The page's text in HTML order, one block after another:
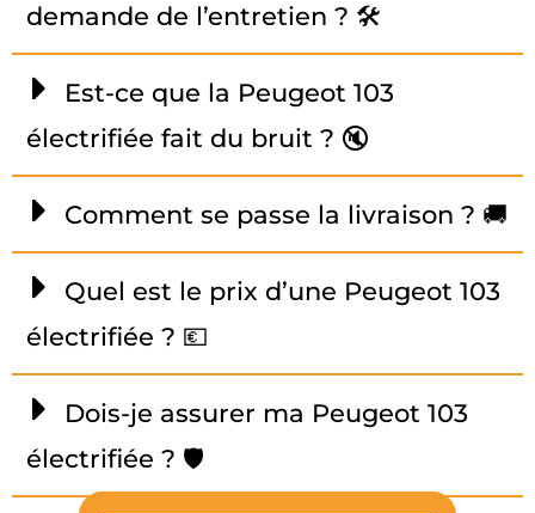
demande de l’entretien ? 🛠️
Est-ce que la Peugeot 103
électrifiée fait du bruit ? 🔇
Comment se passe la livraison ? 🚚
Quel est le prix d’une Peugeot 103
électrifiée ? 💶
Dois-je assurer ma Peugeot 103
électrifiée ? 🛡️